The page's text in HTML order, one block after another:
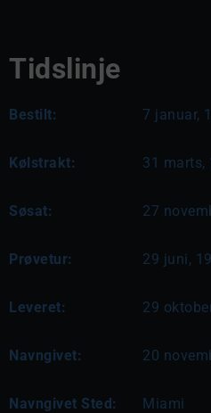
Tidslinje
Bestilt: 7 januar,
Kølstrakt: 31 marts,
Søsat: 27
Prøvetur: 29 juni,
Leveret: 29
Navngivet: 20
Navngivet Sted: Miami